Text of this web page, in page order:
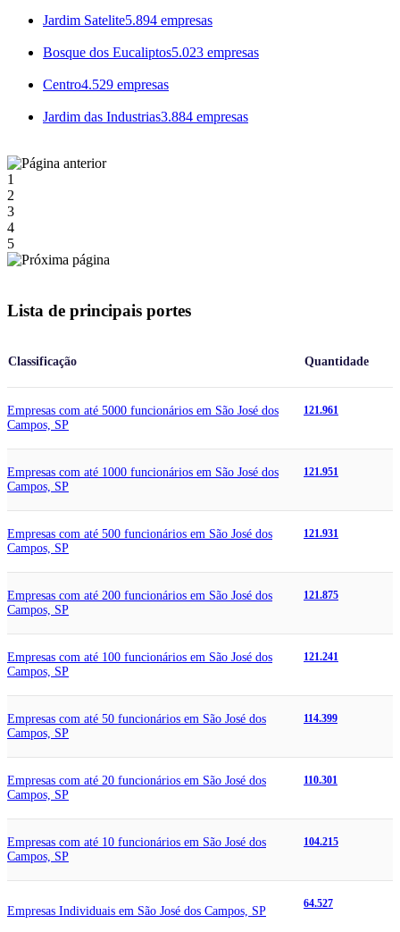
Jardim Satelite5.894 empresas
Bosque dos Eucaliptos5.023 empresas
Centro4.529 empresas
Jardim das Industrias3.884 empresas
1
2
3
4
5
Lista de principais portes
Classificação Quantidade
Empresas com até 5000 funcionários em São José dos
Campos, SP
121.961
Empresas com até 1000 funcionários em São José dos
Campos, SP
121.951
Empresas com até 500 funcionários em São José dos
Campos, SP
121.931
Empresas com até 200 funcionários em São José dos
Campos, SP
121.875
Empresas com até 100 funcionários em São José dos
Campos, SP
121.241
Empresas com até 50 funcionários em São José dos
Campos, SP
114.399
Empresas com até 20 funcionários em São José dos
Campos, SP
110.301
Empresas com até 10 funcionários em São José dos
Campos, SP
104.215
Empresas Individuais em São José dos Campos, SP
64.527